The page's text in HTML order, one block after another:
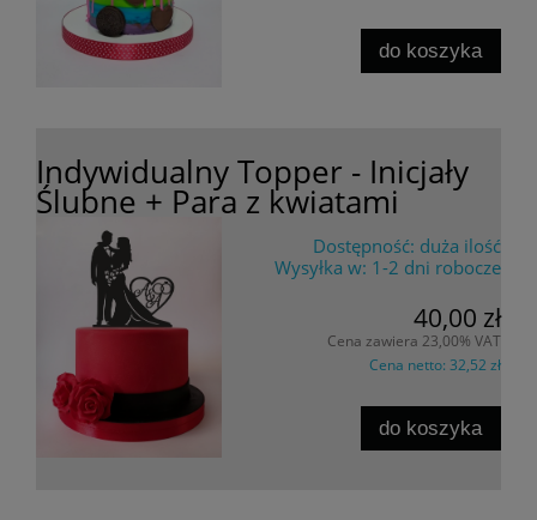
do koszyka
Indywidualny Topper - Inicjały
Ślubne + Para z kwiatami
Dostępność: duża ilość
Wysyłka w: 1-2 dni robocze
40,00 zł
Cena zawiera 23,00% VAT
Cena netto: 32,52 zł
do koszyka